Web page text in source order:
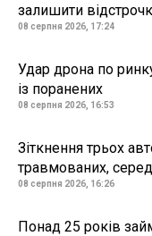
залишити
08 серпня 2026, 17:24
Удар дрона по
із поранених
08 серпня 2026, 16:53
Зіткнення трьох
травмованих,
08 серпня 2026, 16:26
Понад 25 років